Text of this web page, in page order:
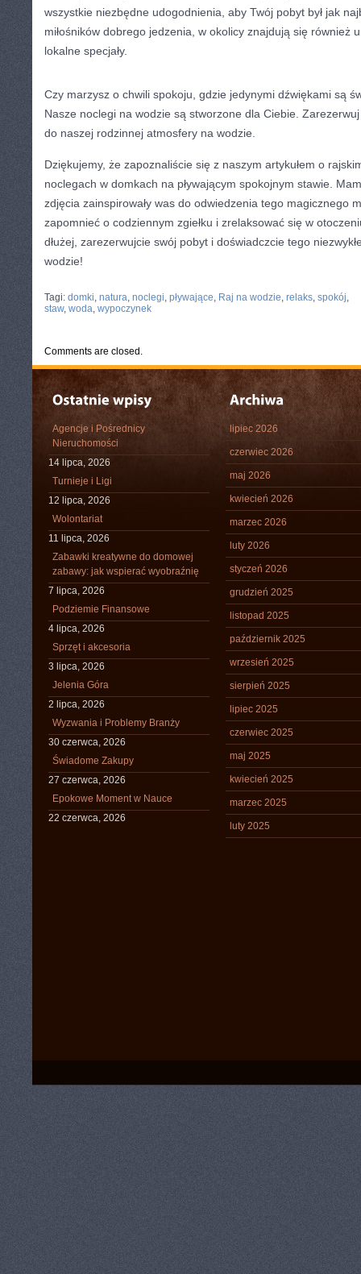
wszystkie niezbędne udogodnienia, aby⁢ Twój pobyt był jak
miłośników dobrego jedzenia, w​ okolicy znajdują się również
⁤lokalne specjały.
Czy marzysz o chwili spokoju, gdzie jedynymi dźwiękami są
Nasze noclegi na wodzie ⁣są‌ stworzone dla Ciebie.
do naszej rodzinnej ​atmosfery na wodzie.
Dziękujemy, że zapoznaliście się z naszym artykułem o
noclegach⁤ w domkach na pływającym spokojnym stawie.
zdjęcia zainspirowały ⁣was do odwiedzenia tego magicznego
zapomnieć o⁢ codziennym zgiełku i⁣ zrelaksować się w
dłużej, zarezerwujcie swój pobyt i doświadczcie tego
wodzie!
Tagi: domki, natura, noclegi, pływające, Raj na wodzie, relaks, spokój,
staw, woda, wypoczynek
Comments are closed.
Agencje i Pośrednicy
Nieruchomości
14 lipca, 2026
Turnieje i Ligi
12 lipca, 2026
Wolontariat
11 lipca, 2026
Zabawki kreatywne do domowej
zabawy: jak wspierać wyobraźnię
7 lipca, 2026
Podziemie Finansowe
4 lipca, 2026
Sprzęt i akcesoria
3 lipca, 2026
Jelenia Góra
2 lipca, 2026
Wyzwania i Problemy Branży
30 czerwca, 2026
Świadome Zakupy
27 czerwca, 2026
Epokowe Moment w Nauce
22 czerwca, 2026
lipiec 2026
czerwiec 2026
maj 2026
kwiecień 2026
marzec 2026
luty 2026
styczeń 2026
grudzień 2025
listopad 2025
październik 2025
wrzesień 2025
sierpień 2025
lipiec 2025
czerwiec 2025
maj 2025
kwiecień 2025
marzec 2025
luty 2025